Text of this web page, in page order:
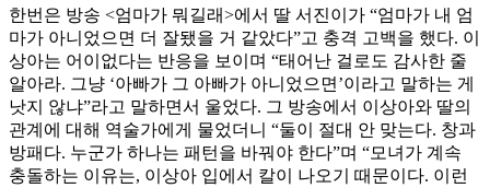
한번은 방송 <엄마가 뭐길래>에서 딸 서진이가 “엄마가 내 엄
마가 아니었으면 더 잘됐을 거 같았다”고 충격 고백을 했다. 이
상아는 어이없다는 반응을 보이며 “태어난 걸로도 감사한 줄
알아라. 그냥 ‘아빠가 그 아빠가 아니었으면’이라고 말하는 게
낫지 않냐”라고 말하면서 울었다. 그 방송에서 이상아와 딸의
관계에 대해 역술가에게 물었더니 “둘이 절대 안 맞는다. 창과
방패다. 누군가 하나는 패턴을 바꿔야 한다”며 “모녀가 계속
충돌하는 이유는, 이상아 입에서 칼이 나오기 때문이다. 이런